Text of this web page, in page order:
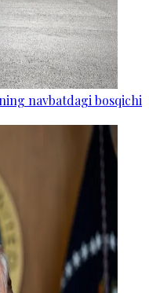
navbatdagi bosqichi